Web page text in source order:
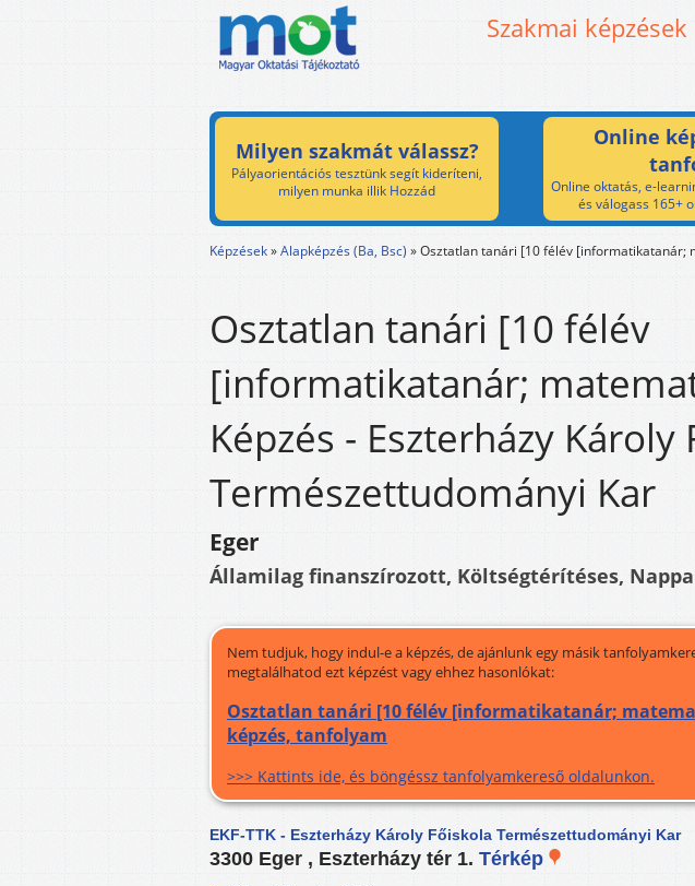
Szakmai képzések
Milyen szakmát válassz?
Pályaorientációs tesztünk segít kideríteni,
milyen munka illik Hozzád
Online
Online oktatás, e-
és válogass 165+
Képzések»Alapképzés (Ba, Bsc) »Osztatlan tanári [10 félév [informatikatanár;
Osztatlan tanári [10 félév
[informatikatanár;
Képzés - Eszterházy Károly
Természettudományi Kar
Eger
Államilag finanszírozott, Költségtérítéses,
Nem tudjuk, hogy indul-e a képzés, de ajánlunk egy másik
megtalálhatod ezt képzést vagy ehhez hasonlókat:
Osztatlan tanári [10 félév [informatikatanár;
képzés, tanfolyam
>>> Kattints ide, és böngéssz tanfolyamkereső oldalunkon.
EKF-TTK - Eszterházy Károly Főiskola Természettudományi Kar
3300 Eger , Eszterházy tér 1. Térkép